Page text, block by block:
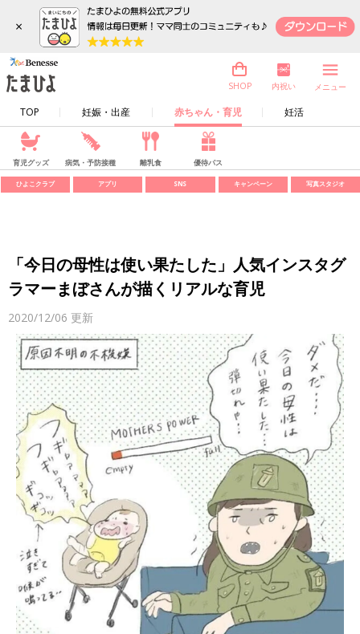
×
TOP 妊娠・出産 赤ちゃん・育児 妊活
SHOP 内祝い メニュー
育児グッズ 病気・予防接種 離乳食 優待パス
ひよこクラブ アプリ SNS キャンペーン 写真スタジオ
「今日の母性は使い果たした」人気インスタグ
ラマーまぼさんが描くリアルな育児
2020/12/06 更新